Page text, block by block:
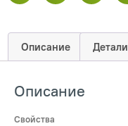
Описание Детали
Описание
Свойства